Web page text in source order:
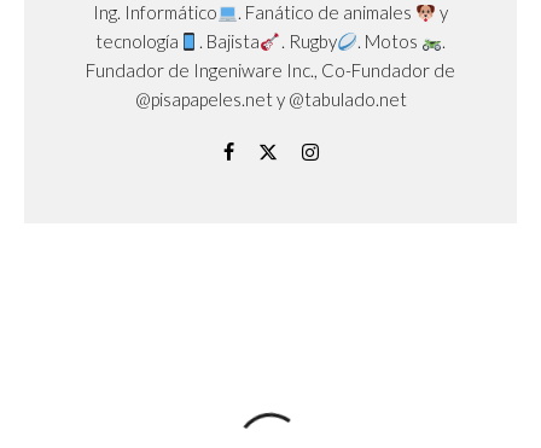
Ing. Informático . Fanático de animales
y
tecnología
. Bajista . Rugby . Motos
.
Fundador de Ingeniware Inc., Co-Fundador de
@pisapapeles.net y @tabulado.net